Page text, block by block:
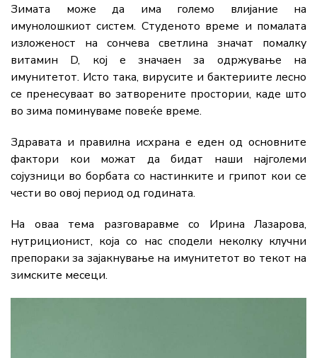
Зимата може да има големо влијание на
имунолошкиот систем. Студеното време и помалата
изложеност на сончева светлина значат помалку
витамин D, кој е значаен за одржување на
имунитетот. Исто така, вирусите и бактериите лесно
се пренесуваат во затворените простории, каде што
во зима поминуваме повеќе време.
Здравата и правилна исхрана е еден од основните
фактори кои можат да бидат наши најголеми
сојузници во борбата со настинките и грипот кои се
чести во овој период од годината.
На оваа тема разговаравме со Ирина Лазарова,
нутриционист, која со нас сподели неколку клучни
препораки за зајакнување на имунитетот во текот на
зимските месеци.